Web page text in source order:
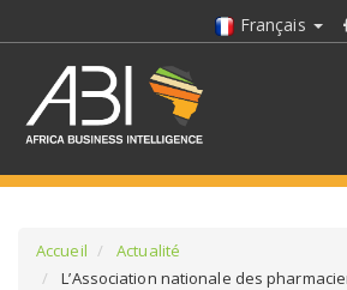
Français
Accueil
Actualité
L’Association nationale des